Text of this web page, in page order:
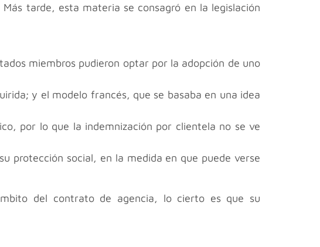
tarde, esta materia se consagró en la legislación
miembros pudieron optar por la adopción de uno
y el modelo francés, que se basaba en una idea
por lo que la indemnización por clientela no se ve
protección social, en la medida en que puede verse
del contrato de agencia, lo cierto es que su